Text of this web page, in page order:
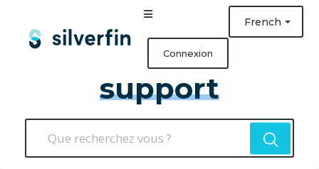
French
Connexion
support